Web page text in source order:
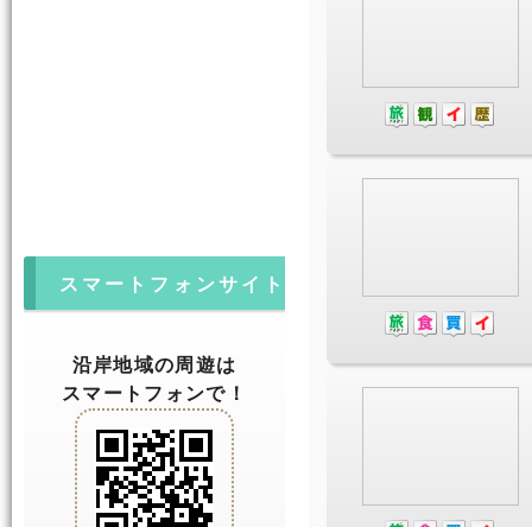
スマートフォンサイト
沿岸地域の周遊は
スマートフォンで！